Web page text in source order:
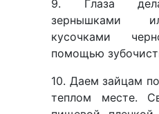
9. Глаза
зернышками
кусочками
помощью
10. Даем зайцам
теплом месте.